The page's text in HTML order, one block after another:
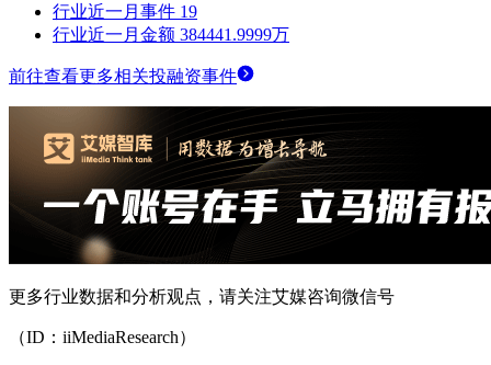
行业近一月事件 19
行业近一月金额 384441.9999万
前往查看更多相关投融资事件
更多行业数据和分析观点，请关注艾媒咨询微信号
（ID：iiMediaResearch）